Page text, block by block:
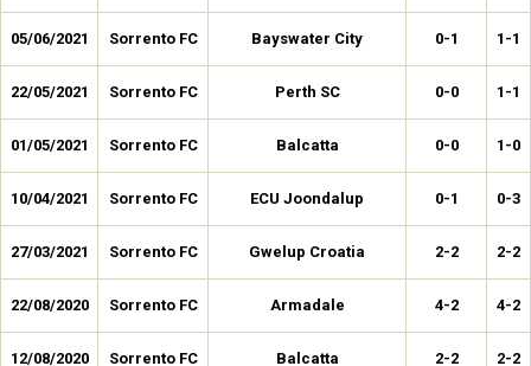
05/06/2021 Sorrento FC Bayswater City 0-1 1-1
22/05/2021 Sorrento FC Perth SC 0-0 1-1
01/05/2021 Sorrento FC Balcatta 0-0 1-0
10/04/2021 Sorrento FC ECU Joondalup 0-1 0-3
27/03/2021 Sorrento FC Gwelup Croatia 2-2 2-2
22/08/2020 Sorrento FC Armadale 4-2 4-2
12/08/2020 Sorrento FC Balcatta 2-2 2-2